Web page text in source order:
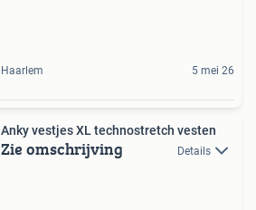
Haarlem 5 mei 26
Anky vestjes XL technostretch vesten
Zie omschrijving Details